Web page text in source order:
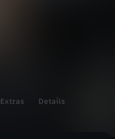
Extras Details